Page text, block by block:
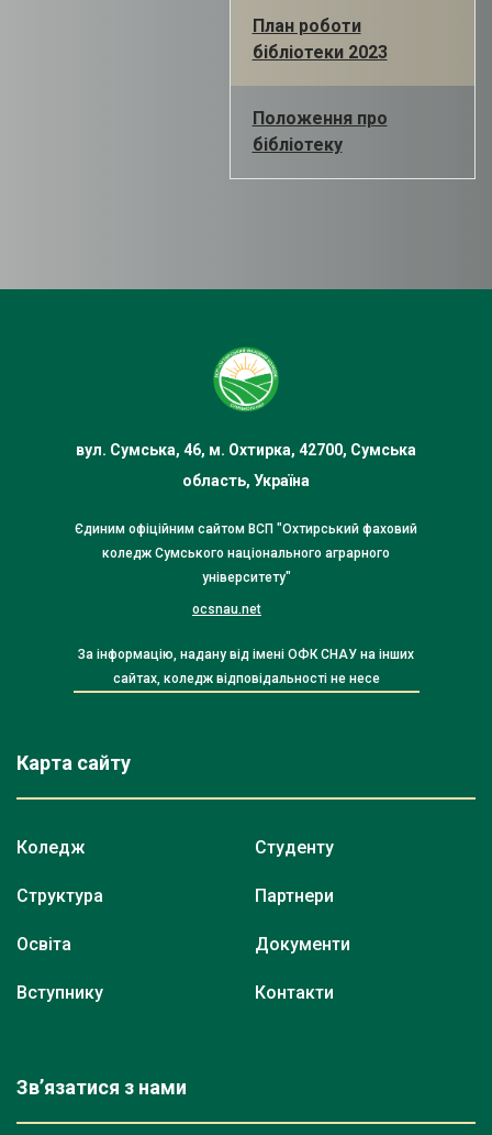
План роботи
бібліотеки 2023
Положення про
бібліотеку
вул. Сумська, 46, м. Охтирка, 42700, Сумська
область, Україна
Єдиним офіційним сайтом ВСП "Охтирський фаховий
коледж Сумського національного аграрного
університету"
ocsnau.net
За інформацію, надану від імені ОФК СНАУ на інших
сайтах, коледж відповідальності не несе
Карта сайту
Коледж
Структура
Освіта
Вступнику
Студенту
Партнери
Документи
Контакти
Зв’язатися з нами